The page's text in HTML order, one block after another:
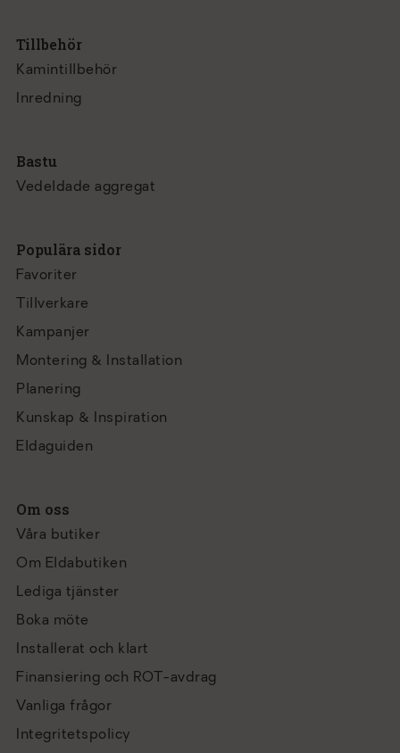
Tillbehör
Kamintillbehör
Inredning
Bastu
Vedeldade aggregat
Populära sidor
Favoriter
Tillverkare
Kampanjer
Montering & Installation
Planering
Kunskap & Inspiration
Eldaguiden
Om oss
Våra butiker
Om Eldabutiken
Lediga tjänster
Boka möte
Installerat och klart
Finansiering och ROT-avdrag
Vanliga frågor
Integritetspolicy